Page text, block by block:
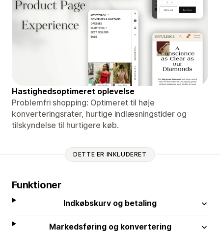
Hastighedsoptimeret oplevelse
Problemfri shopping: Optimeret til høje
konverteringsrater, hurtige indlæsningstider og
tilskyndelse til hurtigere køb.
DETTE ER INKLUDERET
Funktioner
Indkøbskurv og betaling
Markedsføring og konvertering